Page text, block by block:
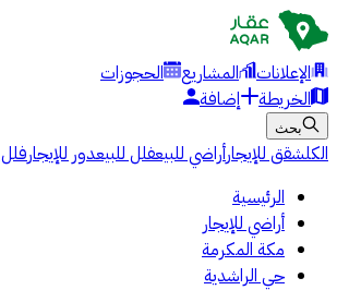
الإعلانات المشاريع
الحجوزات
الخريطة
إضافة
بحث
الكلشقق للإيجارأراضي للبيعفلل للبيعدور للإيجارفلل
الرئيسية
أراضي للإيجار
مكة المكرمة
حي الراشدية